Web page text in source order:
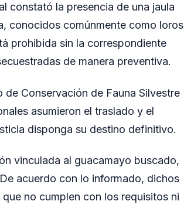
constató la presencia de una jaula
conocidos comúnmente como loros
prohibida sin la correspondiente
de manera preventiva.
Conservación de Fauna Silvestre
asumieron el traslado y el
disponga su destino definitivo.
vinculada al guacamayo buscado,
acuerdo con lo informado, dichos
no cumplen con los requisitos ni